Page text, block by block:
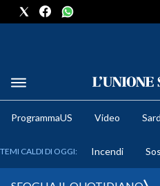
METEO
ProgrammaUS Video
TEMI CALDI DI OGGI: Incendi